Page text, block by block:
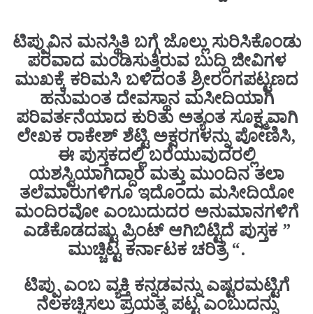
ಟಿಪ್ಪುವಿನ ಮನಸ್ಥಿತಿ ಬಗ್ಗೆ ಜೊಲ್ಲು ಸುರಿಸಿಕೊಂಡು
ಪರವಾದ ಮಂಡಿಸುತ್ತಿರುವ ಬುದ್ದಿ ಜೀವಿಗಳ
ಮುಖಕ್ಕೆ ಕರಿಮಸಿ ಬಳಿದಂತೆ ಶ್ರೀರಂಗಪಟ್ಟಣದ
ಹನುಮಂತ ದೇವಸ್ಥಾನ ಮಸೀದಿಯಾಗಿ
ಪರಿವರ್ತನೆಯಾದ ಕುರಿತು ಅತ್ಯಂತ ಸೂಕ್ಷ್ಮವಾಗಿ
ಲೇಖಕ ರಾಕೇಶ್ ಶೆಟ್ಟಿ ಅಕ್ಷರಗಳನ್ನು ಪೋಣಿಸಿ,
ಈ ಪುಸ್ತಕದಲ್ಲಿ ಬರೆಯುವುದರಲ್ಲಿ
ಯಶಸ್ವಿಯಾಗಿದ್ದಾರೆ ಮತ್ತು ಮುಂದಿನ‌ ತಲಾ
ತಲೆಮಾರುಗಳಿಗೂ ಇದೊಂದು ಮಸೀದಿಯೋ
ಮಂದಿರವೋ ಎಂಬುದುದರ ಅನುಮಾನಗಳಿಗೆ
ಎಡೆಕೊಡದಷ್ಟು ಪ್ರಿಂಟ್ ಆಗಿಬಿಟ್ಟಿದೆ ಪುಸ್ತಕ ”
ಮುಚ್ಚಿಟ್ಟ ಕರ್ನಾಟಕ ಚರಿತ್ರೆ “.
ಟಿಪ್ಪು ಎಂಬ ವ್ಯಕ್ತಿ ಕನ್ನಡವನ್ನು ಎಷ್ಟರಮಟ್ಟಿಗೆ
ನೆಲಕಚ್ಚಿಸಲು ಪ್ರಯತ್ನ ಪಟ್ಟ ಎಂಬುದನ್ನು